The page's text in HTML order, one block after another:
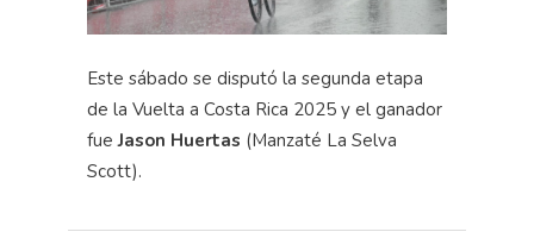
Este sábado se disputó la segunda etapa
de la Vuelta a Costa Rica 2025 y el ganador
fue Jason Huertas (Manzaté La Selva
Scott).